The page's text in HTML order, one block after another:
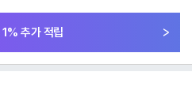
1% 추가 적립